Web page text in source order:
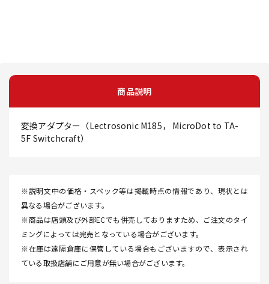
商品説明
変換アダプター（Lectrosonic M185， MicroDot to TA-
5F Switchcraft）
※説明文中の価格・スペック等は掲載時点の情報であり、現状とは
異なる場合がございます。
※商品は店頭及び外部ECでも併売しておりますため、ご注文のタイ
ミングによっては完売となっている場合がございます。
※在庫は遠隔倉庫に保管している場合もございますので、表示され
ている取扱店舗にご用意が無い場合がございます。